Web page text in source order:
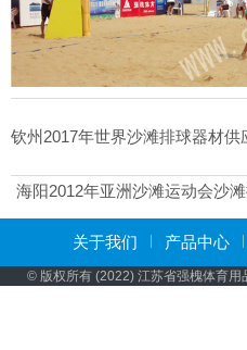
钦州2017年世界沙滩排球器材供
海阳2012年亚洲沙滩运动会沙
关于我们 产品中心
© 版权所有 (2022) 江苏省强槐体育用